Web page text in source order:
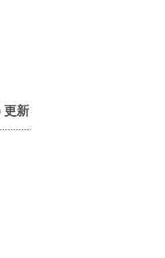
更新